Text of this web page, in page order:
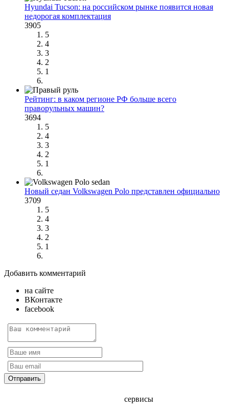
Hyundai Tucson: на российском рынке появится новая
недорогая комплектация
3905
5
4
3
2
1
Рейтинг: в каком регионе РФ больше всего
праворульных машин?
3694
5
4
3
2
1
Новый седан Volkswagen Polo представлен официально
3709
5
4
3
2
1
Добавить комментарий
на сайте
ВКонтакте
facebook
сервисы